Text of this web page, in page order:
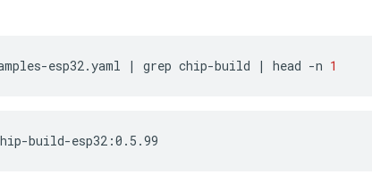
esp32.yaml | grep chip-build | head -n 1
build-esp32:0.5.99